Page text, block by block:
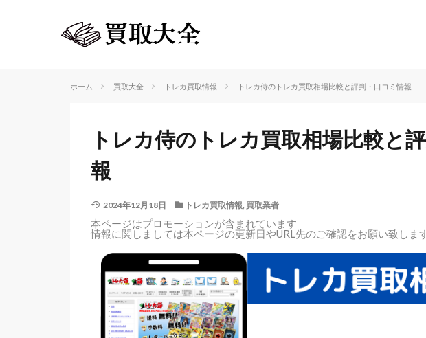
ホーム 買取大全 トレカ買取情報 トレカ侍のトレカ買取相場比較と評判・口コミ情報
トレカ侍のトレカ買取相場比較と
報
2024年12月18日 トレカ買取情報, 買取業者
本ページはプロモーションが含まれています
情報に関しましては本ページの更新日やURL先のご確認をお願い致しま